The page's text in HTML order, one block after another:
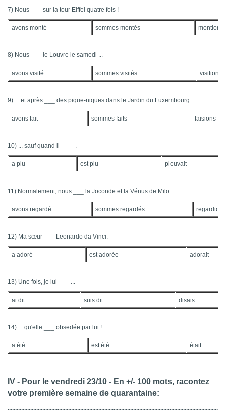
7) Nous ___ sur la tour Eiffel quatre fois !
avons monté sommes montés montions
8) Nous ___ le Louvre le samedi ...
avons visité sommes visités visitions
9) ... et après ___ des pique-niques dans le Jardin du Luxembourg ...
avons fait sommes faits faisions
10) ... sauf quand il ____.
a plu est plu pleuvait
11) Normalement, nous ___ la Joconde et la Vénus de Milo.
avons regardé sommes regardés regardions
12) Ma sœur ___ Leonardo da Vinci.
a adoré est adorée adorait
13) Une fois, je lui ___ ...
ai dit suis dit disais
14) ... qu'elle ___ obsedée par lui !
a été est été était
IV - Pour le vendredi 23/10 - En +/- 100 mots, racontez
votre première semaine de quarantaine: